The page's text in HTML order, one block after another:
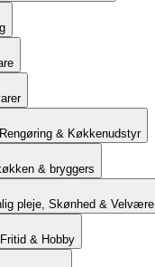
& Køkkenudstyr
& bryggers
pleje, Skønhed & Velvære
& Hobby